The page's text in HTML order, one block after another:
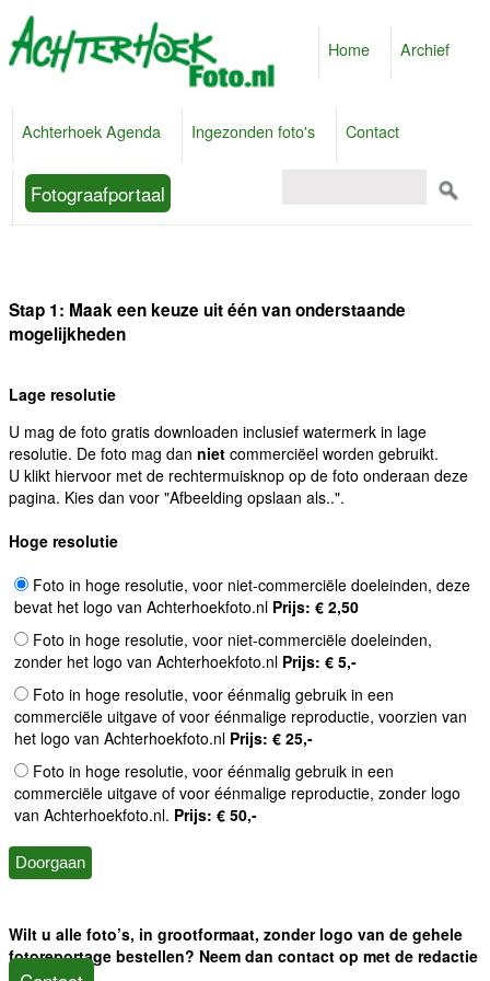
Home Archief
Achterhoek Agenda Ingezonden foto's Contact
Fotograafportaal
Stap 1: Maak een keuze uit één van onderstaande
mogelijkheden
Lage resolutie
U mag de foto gratis downloaden inclusief watermerk in lage
resolutie. De foto mag dan niet commerciëel worden gebruikt.
U klikt hiervoor met de rechtermuisknop op de foto onderaan deze
pagina. Kies dan voor "Afbeelding opslaan als..".
Hoge resolutie
Foto in hoge resolutie, voor niet-commerciële doeleinden, deze
bevat het logo van Achterhoekfoto.nl Prijs: € 2,50
Foto in hoge resolutie, voor niet-commerciële doeleinden,
zonder het logo van Achterhoekfoto.nl Prijs: € 5,-
Foto in hoge resolutie, voor éénmalig gebruik in een
commerciële uitgave of voor éénmalige reproductie, voorzien van
het logo van Achterhoekfoto.nl Prijs: € 25,-
Foto in hoge resolutie, voor éénmalig gebruik in een
commerciële uitgave of voor éénmalige reproductie, zonder logo
van Achterhoekfoto.nl. Prijs: € 50,-
Wilt u alle foto’s, in grootformaat, zonder logo van de gehele
fotoreportage bestellen? Neem dan contact op met de redactie